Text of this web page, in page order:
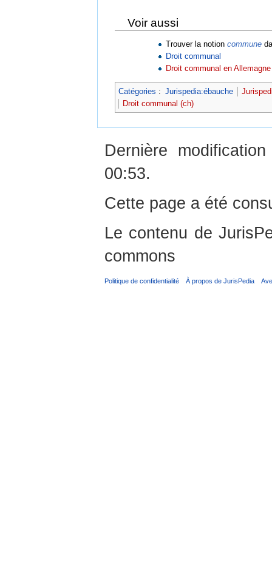
Voir aussi
Trouver la notioncommune
Droit communal
Droit communal en Allemagne
Catégories : Jurispedia:ébauche
Droit communal (ch)
Dernière
00:53.
Cette page a été
Le contenu de
commons
Politique de confidentialité À propos de JurisPedia